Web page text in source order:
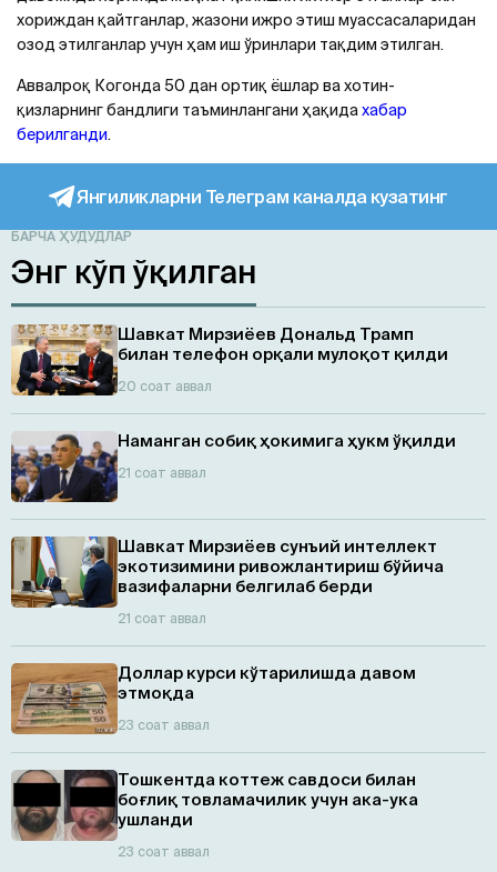
хориждан қайтганлар, жазони ижро этиш муассасаларидан
озод этилганлар учун ҳам иш ўринлари тақдим этилган.
Аввалроқ Когонда 50 дан ортиқ ёшлар ва хотин-
қизларнинг бандлиги таъминлангани ҳақидахабар
берилганди.
Янгиликларни Телеграм каналда кузатинг
БАРЧА ҲУДУДЛАР
Энг кўп ўқилган
Шавкат Мирзиёев Дональд Трамп
билан телефон орқали мулоқот қилди
20 соат аввал
Наманган собиқ ҳокимига ҳукм ўқилди
21 соат аввал
Шавкат Мирзиёев сунъий интеллект
экотизимини ривожлантириш бўйича
вазифаларни белгилаб берди
21 соат аввал
Доллар курси кўтарилишда давом
этмоқда
23 соат аввал
Тошкентда коттеж савдоси билан
боғлиқ товламачилик учун ака-ука
ушланди
23 соат аввал